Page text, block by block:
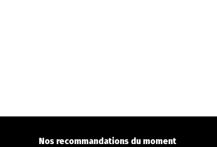
Nos recommandations du moment